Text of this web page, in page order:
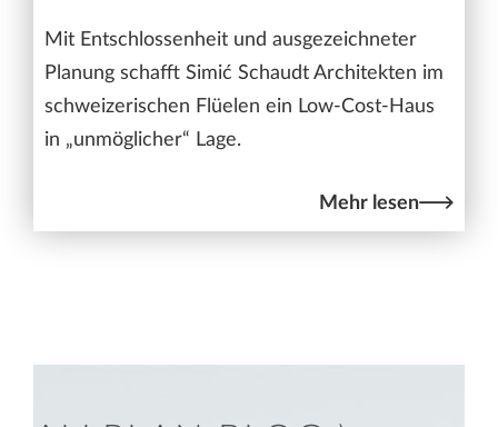
Mit Entschlossenheit und ausgezeichneter
Planung schafft Simić Schaudt Architekten im
schweizerischen Flüelen ein Low-Cost-Haus
in „unmöglicher“ Lage.
Mehr lesen